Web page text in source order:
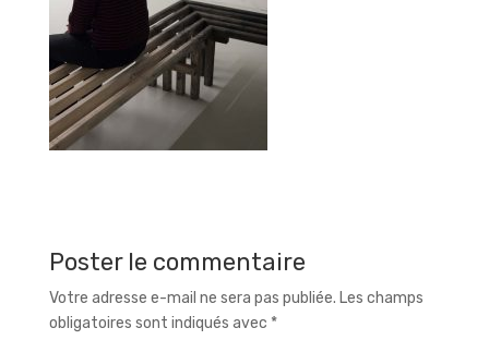
Poster le commentaire
Votre adresse e-mail ne sera pas publiée. Les champs
obligatoires sont indiqués avec *